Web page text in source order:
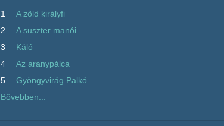
1
A zöld királyfi
2
A suszter manói
3
Káló
4
Az aranypálca
5
Gyöngyvirág Palkó
Bővebben...